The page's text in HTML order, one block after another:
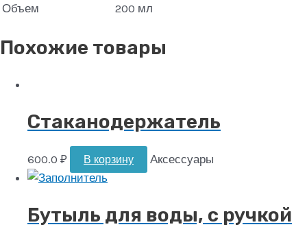
Объем
200 мл
Похожие товары
Стаканодержатель
600.0 ₽ В корзину Аксессуары
Бутыль для воды, с ручкой